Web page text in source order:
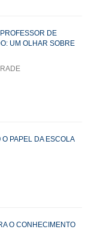
DE
UM OLHAR SOBRE
PAPEL DA ESCOLA
O CONHECIMENTO